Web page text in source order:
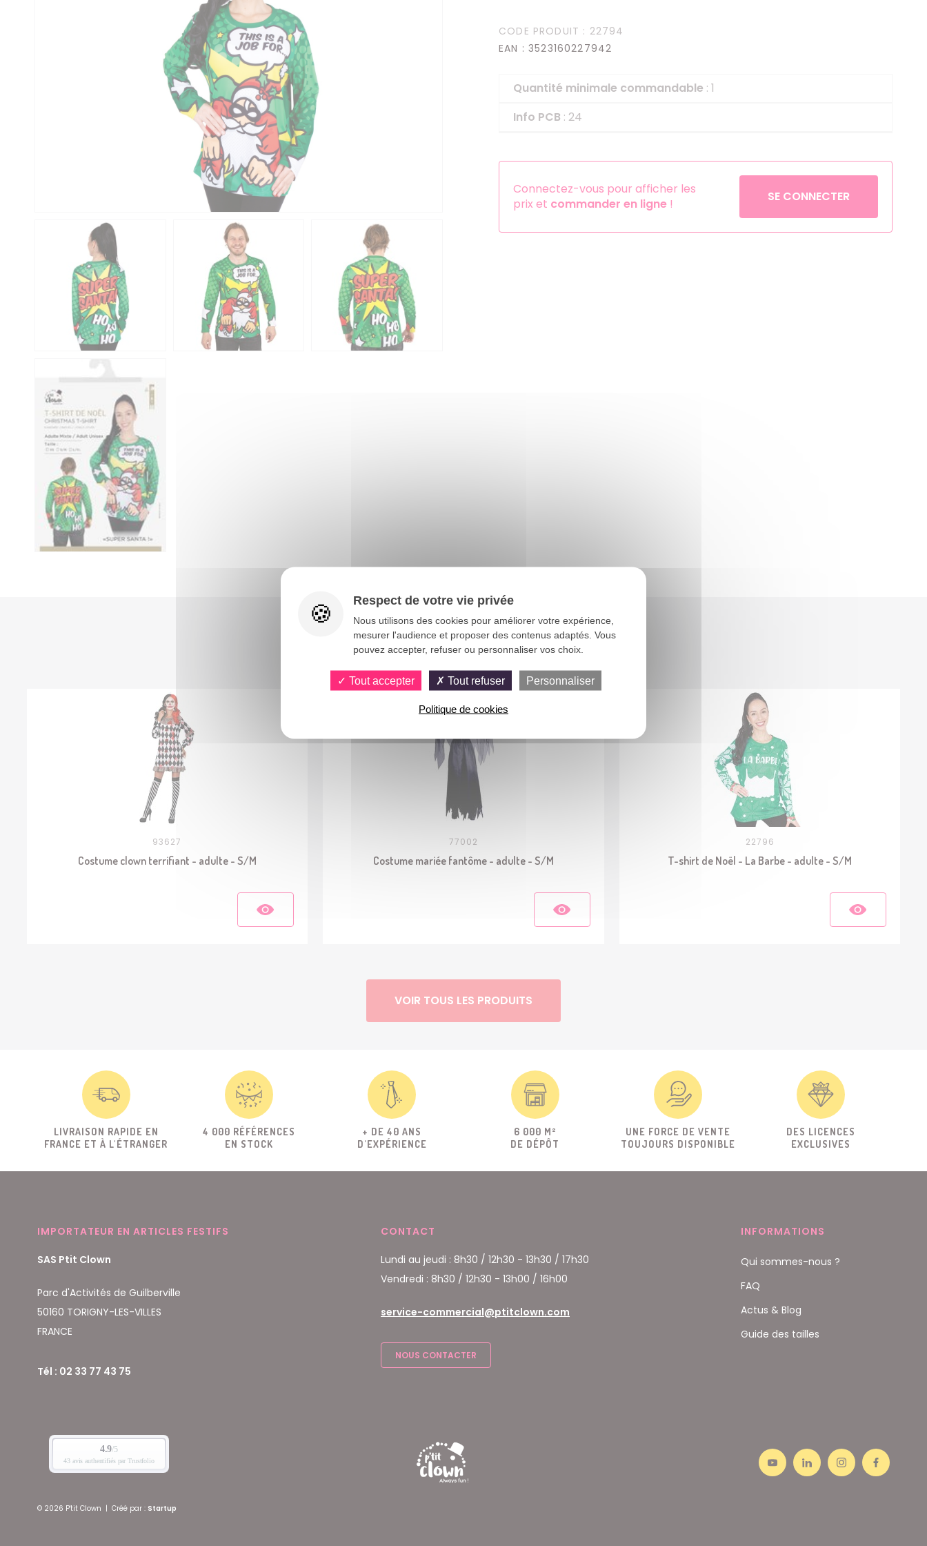
Sets d'accessoires
Petronix Defenders
Pokémon
Robin des Bois
CODE PRODUIT : 22794
EAN : 3523160227942
Quantité minimale commandable : 1
Info PCB : 24
Connectez-vous pour afficher les
prix et commander en ligne ! SE CONNECTER
Vous aimerez aussi
93627
Costume clown terrifiant - adulte - S/M
77002
Costume mariée fantôme - adulte - S/M
22796
T-shirt de Noël - La Barbe - adulte - S/M
VOIR TOUS LES PRODUITS
LIVRAISON RAPIDE EN
FRANCE ET À L'ÉTRANGER
4 000 RÉFÉRENCES
EN STOCK
+ DE 40 ANS
D'EXPÉRIENCE
6 000 M²
DE DÉPÔT
UNE FORCE DE VENTE
TOUJOURS DISPONIBLE
DES LICENCES
EXCLUSIVES
IMPORTATEUR EN ARTICLES FESTIFS
SAS Ptit Clown
Parc d'Activités de Guilberville
50160 TORIGNY-LES-VILLES
FRANCE
Tél : 02 33 77 43 75
CONTACT
Lundi au jeudi : 8h30 / 12h30 - 13h30 / 17h30
Vendredi : 8h30 / 12h30 - 13h00 / 16h00
service-commercial@ptitclown.com
NOUS CONTACTER
INFORMATIONS
Qui sommes-nous ?
FAQ
Actus & Blog
Guide des tailles
© 2026 P'tit Clown | Créé par : Startup
Respect de votre vie privée
Nous utilisons des cookies pour améliorer votre expérience,
mesurer l'audience et proposer des contenus adaptés. Vous
pouvez accepter, refuser ou personnaliser vos choix.
Tout accepter Tout refuser Personnaliser
Politique de cookies